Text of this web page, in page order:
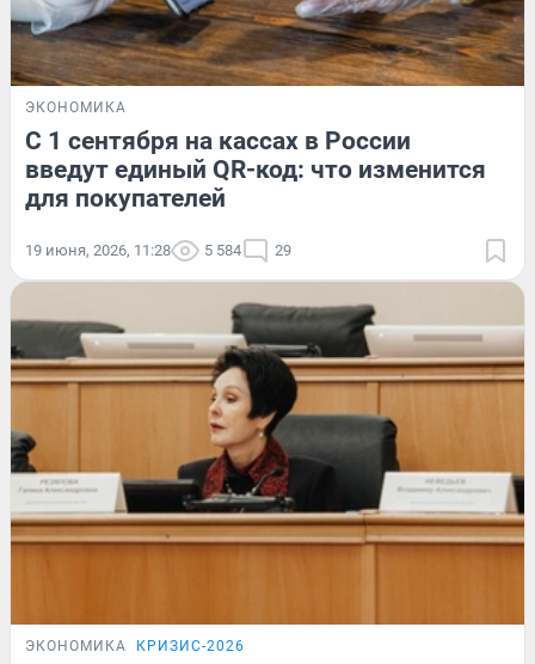
ЭКОНОМИКА
С 1 сентября на кассах в России
введут единый QR-код: что изменится
для покупателей
19 июня, 2026, 11:28 5 584 29
ЭКОНОМИКА КРИЗИС-2026